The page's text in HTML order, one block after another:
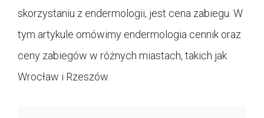
skorzystaniu z endermologii, jest cena zabiegu. W
tym artykule omówimy endermologia cennik oraz
ceny zabiegów w różnych miastach, takich jak
Wrocław i Rzeszów.